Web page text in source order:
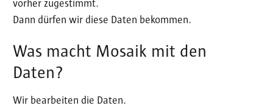
vorher zugestimmt.
Dann dürfen wir diese Daten bekommen.
Was macht Mosaik mit den
Daten?
Wir bearbeiten die Daten.